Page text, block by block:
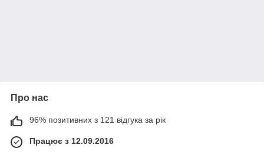
Про нас
96% позитивних з 121 відгука за рік
Працює з 12.09.2016